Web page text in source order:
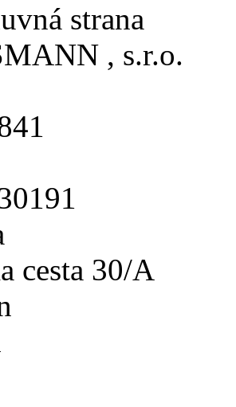
strana
, s.r.o.
cesta 30/A